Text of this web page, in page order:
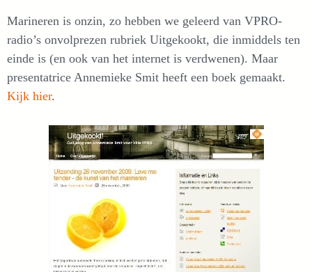
Marineren is onzin, zo hebben we geleerd van VPRO-
radio’s onvolprezen rubriek Uitgekookt, die inmiddels ten
einde is (en ook van het internet is verdwenen). Maar
presentatrice Annemieke Smit heeft een boek gemaakt.
Kijk hier.